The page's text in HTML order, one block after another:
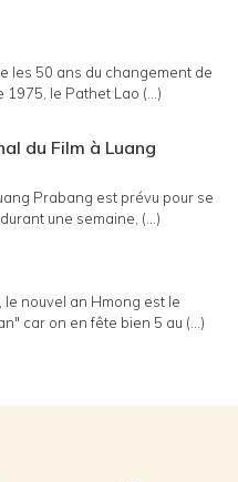
les 50 ans du changement de
le Pathet Lao (...)
du Film à Luang
Prabang est prévu pour se
une semaine, (...)
nouvel an Hmong est le
car on en fête bien 5 au (...)